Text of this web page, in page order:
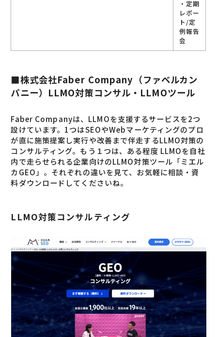
・定期
レポー
ト/定
例報告
会
■株式会社Faber Company（ファベルカン
パニー）LLMO対策コンサル・LLMOツール
Faber Companyは、LLMOを支援するサービスを2つ
設けています。1つはSEOやWebマーケティングのプロ
が直に施策提案し実行や改善まで伴走するLLMO対策の
コンサルティング。もう１つは、ある程度 LLMOを自社
内で走らせられる企業向けのLLMO対策ツール「ミエル
カGEO」。それぞれの違いを見て、お気軽に相談・資
料ダウンロードしてくださいね。
LLMO対策コンサルティング